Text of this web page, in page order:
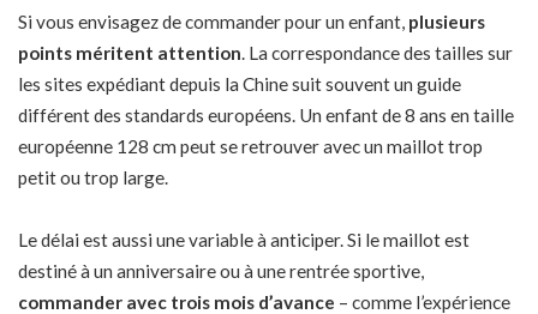
Si vous envisagez de commander pour un enfant, plusieurs
points méritent attention. La correspondance des tailles sur
les sites expédiant depuis la Chine suit souvent un guide
différent des standards européens. Un enfant de 8 ans en taille
européenne 128 cm peut se retrouver avec un maillot trop
petit ou trop large.
Le délai est aussi une variable à anticiper. Si le maillot est
destiné à un anniversaire ou à une rentrée sportive,
commander avec trois mois d’avance – comme l’expérience